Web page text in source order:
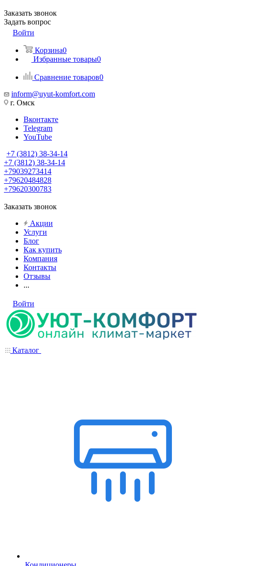
Заказать звонок
Задать вопрос
Войти
Корзина0
Избранные товары0
Сравнение товаров0
inform@uyut-komfort.com
г. Омск
Вконтакте
Telegram
YouTube
+7 (3812) 38-34-14
+7 (3812) 38-34-14
+79039273414
+79620484828
+79620300783
Заказать звонок
Акции
Услуги
Блог
Как купить
Компания
Контакты
Отзывы
...
Войти
Каталог